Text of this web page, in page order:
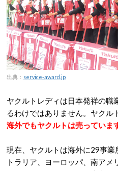
出典： service-award.jp
ヤクルトレディは日本発祥の職
るわけではありません。ヤクル
海外でもヤクルトは売っていま
現在、ヤクルトは海外に29事業
トラリア、ヨーロッパ、南アメ